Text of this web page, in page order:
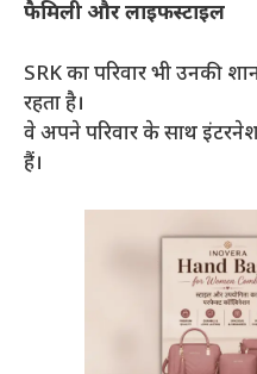
फैमिली और लाइफस्टाइल
SRK का परिवार भी उनकी
रहता है।
वे अपने परिवार के साथ
हैं।